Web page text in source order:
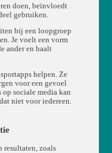
doen, beïnvloedt
gebruiken.
bij een loopgroep
Je voelt een vorm
ander en haalt
helpen. Ze
voor een gevoel
sociale media kan
niet voor iedereen.
resultaten, zoals